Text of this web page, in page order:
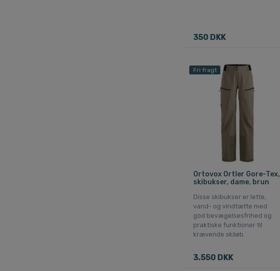
350 DKK
Fri fragt
Ortovox Ortler Gore-Tex,
skibukser, dame, brun
Disse skibukser er lette,
vand- og vindtætte med
god bevægelsesfrihed og
praktiske funktioner til
krævende skiløb.
3.550 DKK